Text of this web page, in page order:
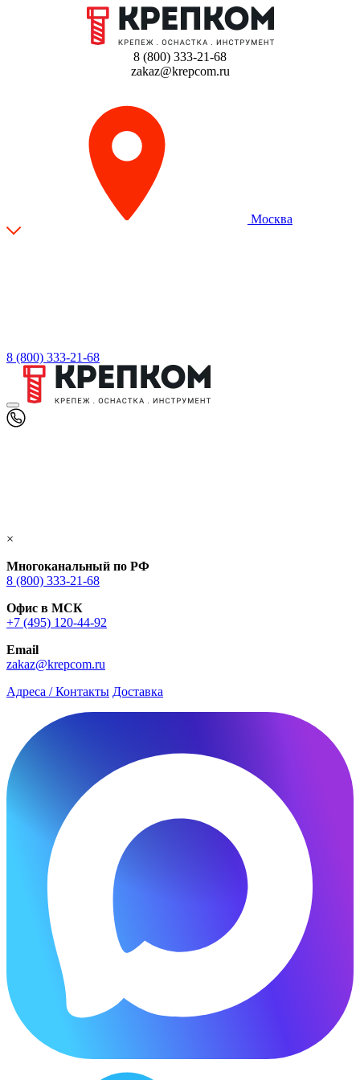
8 (800) 333-21-68
zakaz@krepcom.ru
Москва
8 (800) 333-21-68
×
Многоканальный по РФ
8 (800) 333‑21-68
Офис в МСК
+7 (495) 120-44-92
Email
zakaz@krepcom.ru
Адреса / Контакты Доставка